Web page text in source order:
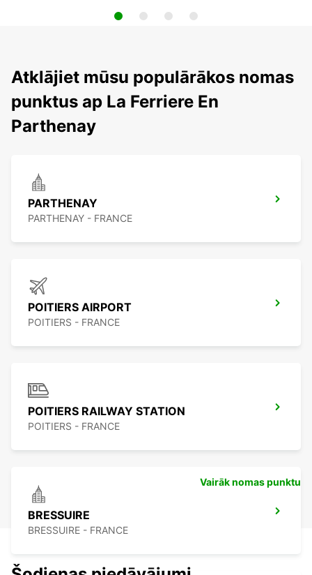
Atklājiet mūsu populārākos nomas
punktus ap La Ferriere En
Parthenay
PARTHENAY
PARTHENAY - FRANCE
POITIERS AIRPORT
POITIERS - FRANCE
POITIERS RAILWAY STATION
POITIERS - FRANCE
BRESSUIRE
BRESSUIRE - FRANCE
Vairāk nomas punktu